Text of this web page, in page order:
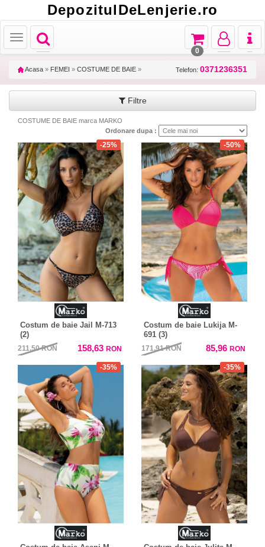
DepozitulDeLenjerie.ro
Toggle
navigation
Toggle
Toggle
navigation
Toggle
navigation
Toggle
navigation
0
Acasa » FEMEI » COSTUME DE BAIE » Telefon: 0371236351
Filtre
COSTUME DE BAIE marca MARKO
Ordonare dupa :
-25%
Costum de baie Jail M-713
(2)
211,50RON 158,63 RON
-50%
Costum de baie Lukija M-
691 (3)
171,91RON 85,96 RON
-35% -35%